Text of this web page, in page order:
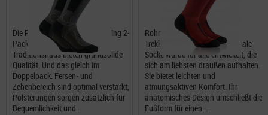
Die Rohner Basic Socken Trekking 2-
Pack aus dem Schweizer
Traditionshaus bieten grundsolide
Qualität. Und das gleich im
Doppelpack. Fersen- und
Zehenbereich sind optimal verstärkt,
Polsterungen sorgen zusätzlich für
Bequemlichkeit und...
Rohner SAC Trek Light L/R
Trekkingsocken Diese funktionale
Socke wurde für alle entwickelt, die
sich am liebsten draußen aufhalten.
Sie bietet leichten und
atmungsaktiven Komfort. Ihr
anatomisches Design umschließt die
Fußform für einen...